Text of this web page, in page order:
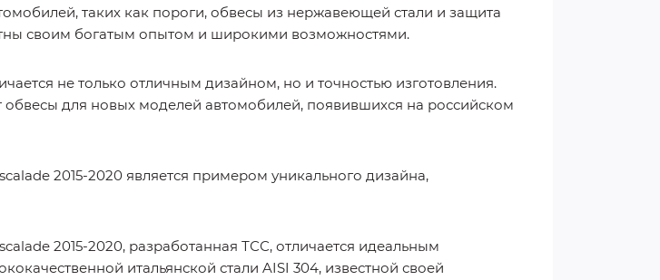
таких как пороги, обвесы из нержавеющей стали и защита
своим богатым опытом и широкими возможностями.
не только отличным дизайном, но и точностью изготовления.
для новых моделей автомобилей, появившихся на российском
2015-2020 является примером уникального дизайна,
2015-2020, разработанная ТСС, отличается идеальным
итальянской стали AISI 304, известной своей